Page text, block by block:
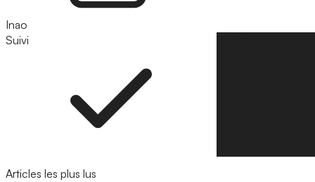
Inao
Suivi
Articles les plus lus